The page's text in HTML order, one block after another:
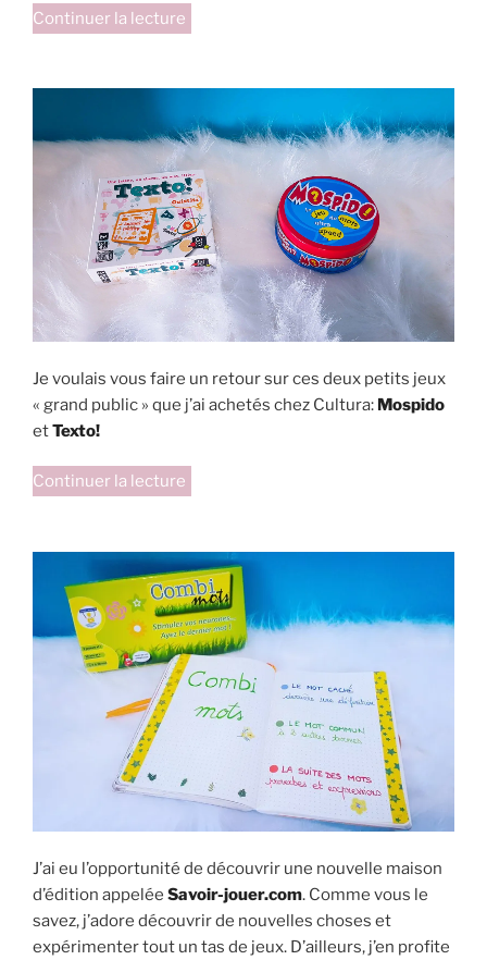
Continuer la lecture
pour
cogiter »
Je voulais vous faire un retour sur ces deux petits jeux
« grand public » que j’ai achetés chez Cultura: Mospido
etTexto!
Continuer la lecture
Mospido »
J’ai eu l’opportunité de découvrir une nouvelle maison
d’édition appelée Savoir-jouer.com. Comme vous le
savez, j’adore découvrir de nouvelles choses et
expérimenter tout un tas de jeux. D’ailleurs, j’en profite